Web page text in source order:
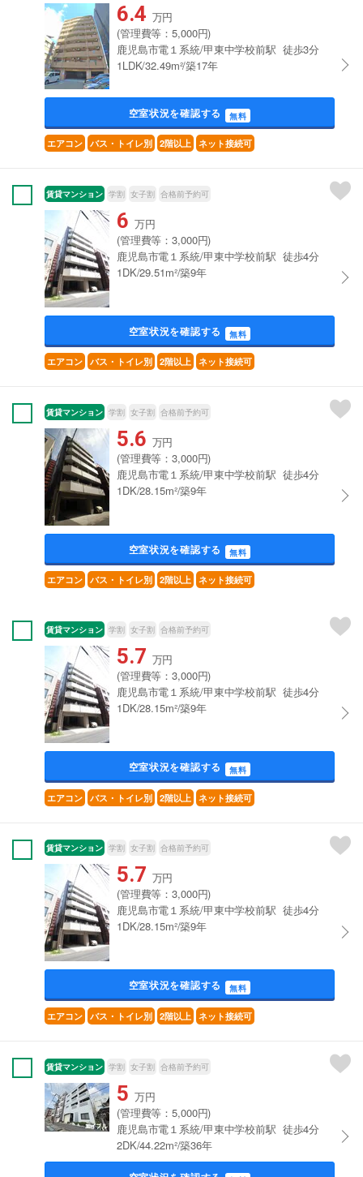
6.4 万円
(管理費等：5,000円)
鹿児島市電１系統/甲東中学校前駅 徒歩3分
1LDK/32.49m²/築17年
空室状況を確認する 無料
エアコン バス・トイレ別 2階以上 ネット接続可
賃貸マンション 学割 女子割 合格前予約可
6 万円
(管理費等：3,000円)
鹿児島市電１系統/甲東中学校前駅 徒歩4分
1DK/29.51m²/築9年
空室状況を確認する 無料
エアコン バス・トイレ別 2階以上 ネット接続可
賃貸マンション 学割 女子割 合格前予約可
5.6 万円
(管理費等：3,000円)
鹿児島市電１系統/甲東中学校前駅 徒歩4分
1DK/28.15m²/築9年
空室状況を確認する 無料
エアコン バス・トイレ別 2階以上 ネット接続可
賃貸マンション 学割 女子割 合格前予約可
5.7 万円
(管理費等：3,000円)
鹿児島市電１系統/甲東中学校前駅 徒歩4分
1DK/28.15m²/築9年
空室状況を確認する 無料
エアコン バス・トイレ別 2階以上 ネット接続可
賃貸マンション 学割 女子割 合格前予約可
5.7 万円
(管理費等：3,000円)
鹿児島市電１系統/甲東中学校前駅 徒歩4分
1DK/28.15m²/築9年
空室状況を確認する 無料
エアコン バス・トイレ別 2階以上 ネット接続可
賃貸マンション 学割 女子割 合格前予約可
5 万円
(管理費等：5,000円)
鹿児島市電１系統/甲東中学校前駅 徒歩4分
2DK/44.22m²/築36年